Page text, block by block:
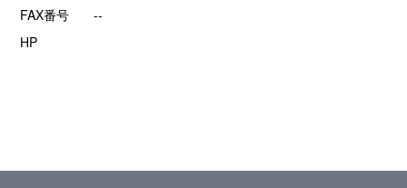
FAX番号
--
HP